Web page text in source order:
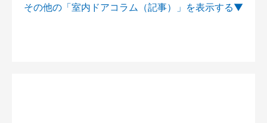
その他の「室内ドアコラム（記事）」を